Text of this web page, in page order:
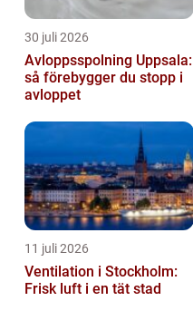
30 juli 2026
Avloppsspolning Uppsala:
så förebygger du stopp i
avloppet
11 juli 2026
Ventilation i Stockholm:
Frisk luft i en tät stad